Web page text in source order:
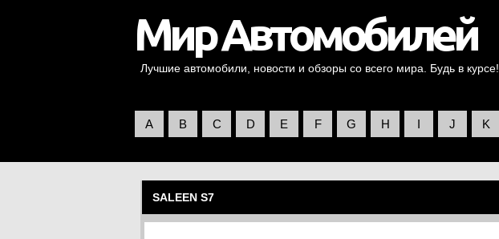
Лучшие автомобили, новости и обзоры со всего мира. Будь в курсе!
A B C D E F G H I J K
SALEEN S7